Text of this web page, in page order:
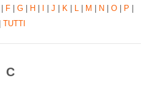
F G H J K L M N O P
TUTTI
C